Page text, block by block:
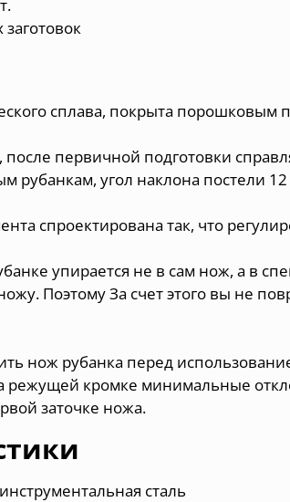
сплава, покрыта
первичной подготовки
рубанкам, угол наклона постели 12
спроектирована так, что
упирается не в сам нож, а в
Поэтому За счет этого вы не
нож рубанка перед
режущей кромке минимальные
заточке ножа.
сталь